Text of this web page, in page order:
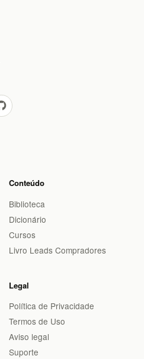
Conteúdo
Biblioteca
Dicionário
Cursos
Livro Leads Compradores
Legal
Política de Privacidade
Termos de Uso
Aviso legal
Suporte